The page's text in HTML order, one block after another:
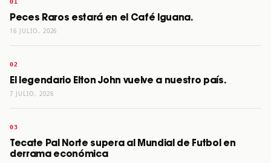
Peces Raros estará en el Café Iguana.
16 JULIO, 2026
El legendario Elton John vuelve a nuestro país.
7 JULIO, 2026
Tecate Pal Norte supera al Mundial de Futbol en
derrama económica